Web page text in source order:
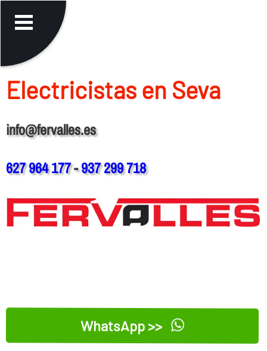
Electricistas en Seva
info@fervalles.es
627 964 177-937 299 718
WhatsApp >>